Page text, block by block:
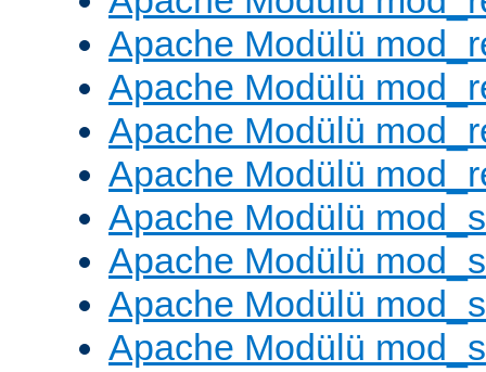
Apache Modülü
Apache Modülü
Apache Modülü
Apache Modülü
Apache Modülü
Apache Modülü
Apache Modülü
Apache Modülü